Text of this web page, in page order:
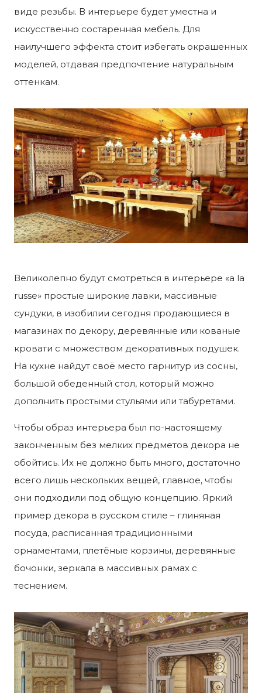
виде резьбы. В интерьере будет уместна и
искусственно состаренная мебель. Для
наилучшего эффекта стоит избегать окрашенных
моделей, отдавая предпочтение натуральным
оттенкам.
Великолепно будут смотреться в интерьере «a la
russe» простые широкие лавки, массивные
сундуки, в изобилии сегодня продающиеся в
магазинах по декору, деревянные или кованые
кровати с множеством декоративных подушек.
На кухне найдут своё место гарнитур из сосны,
большой обеденный стол, который можно
дополнить простыми стульями или табуретами.
Чтобы образ интерьера был по-настоящему
законченным без мелких предметов декора не
обойтись. Их не должно быть много, достаточно
всего лишь нескольких вещей, главное, чтобы
они подходили под общую концепцию. Яркий
пример декора в русском стиле – глиняная
посуда, расписанная традиционными
орнаментами, плетёные корзины, деревянные
бочонки, зеркала в массивных рамах с
теснением.